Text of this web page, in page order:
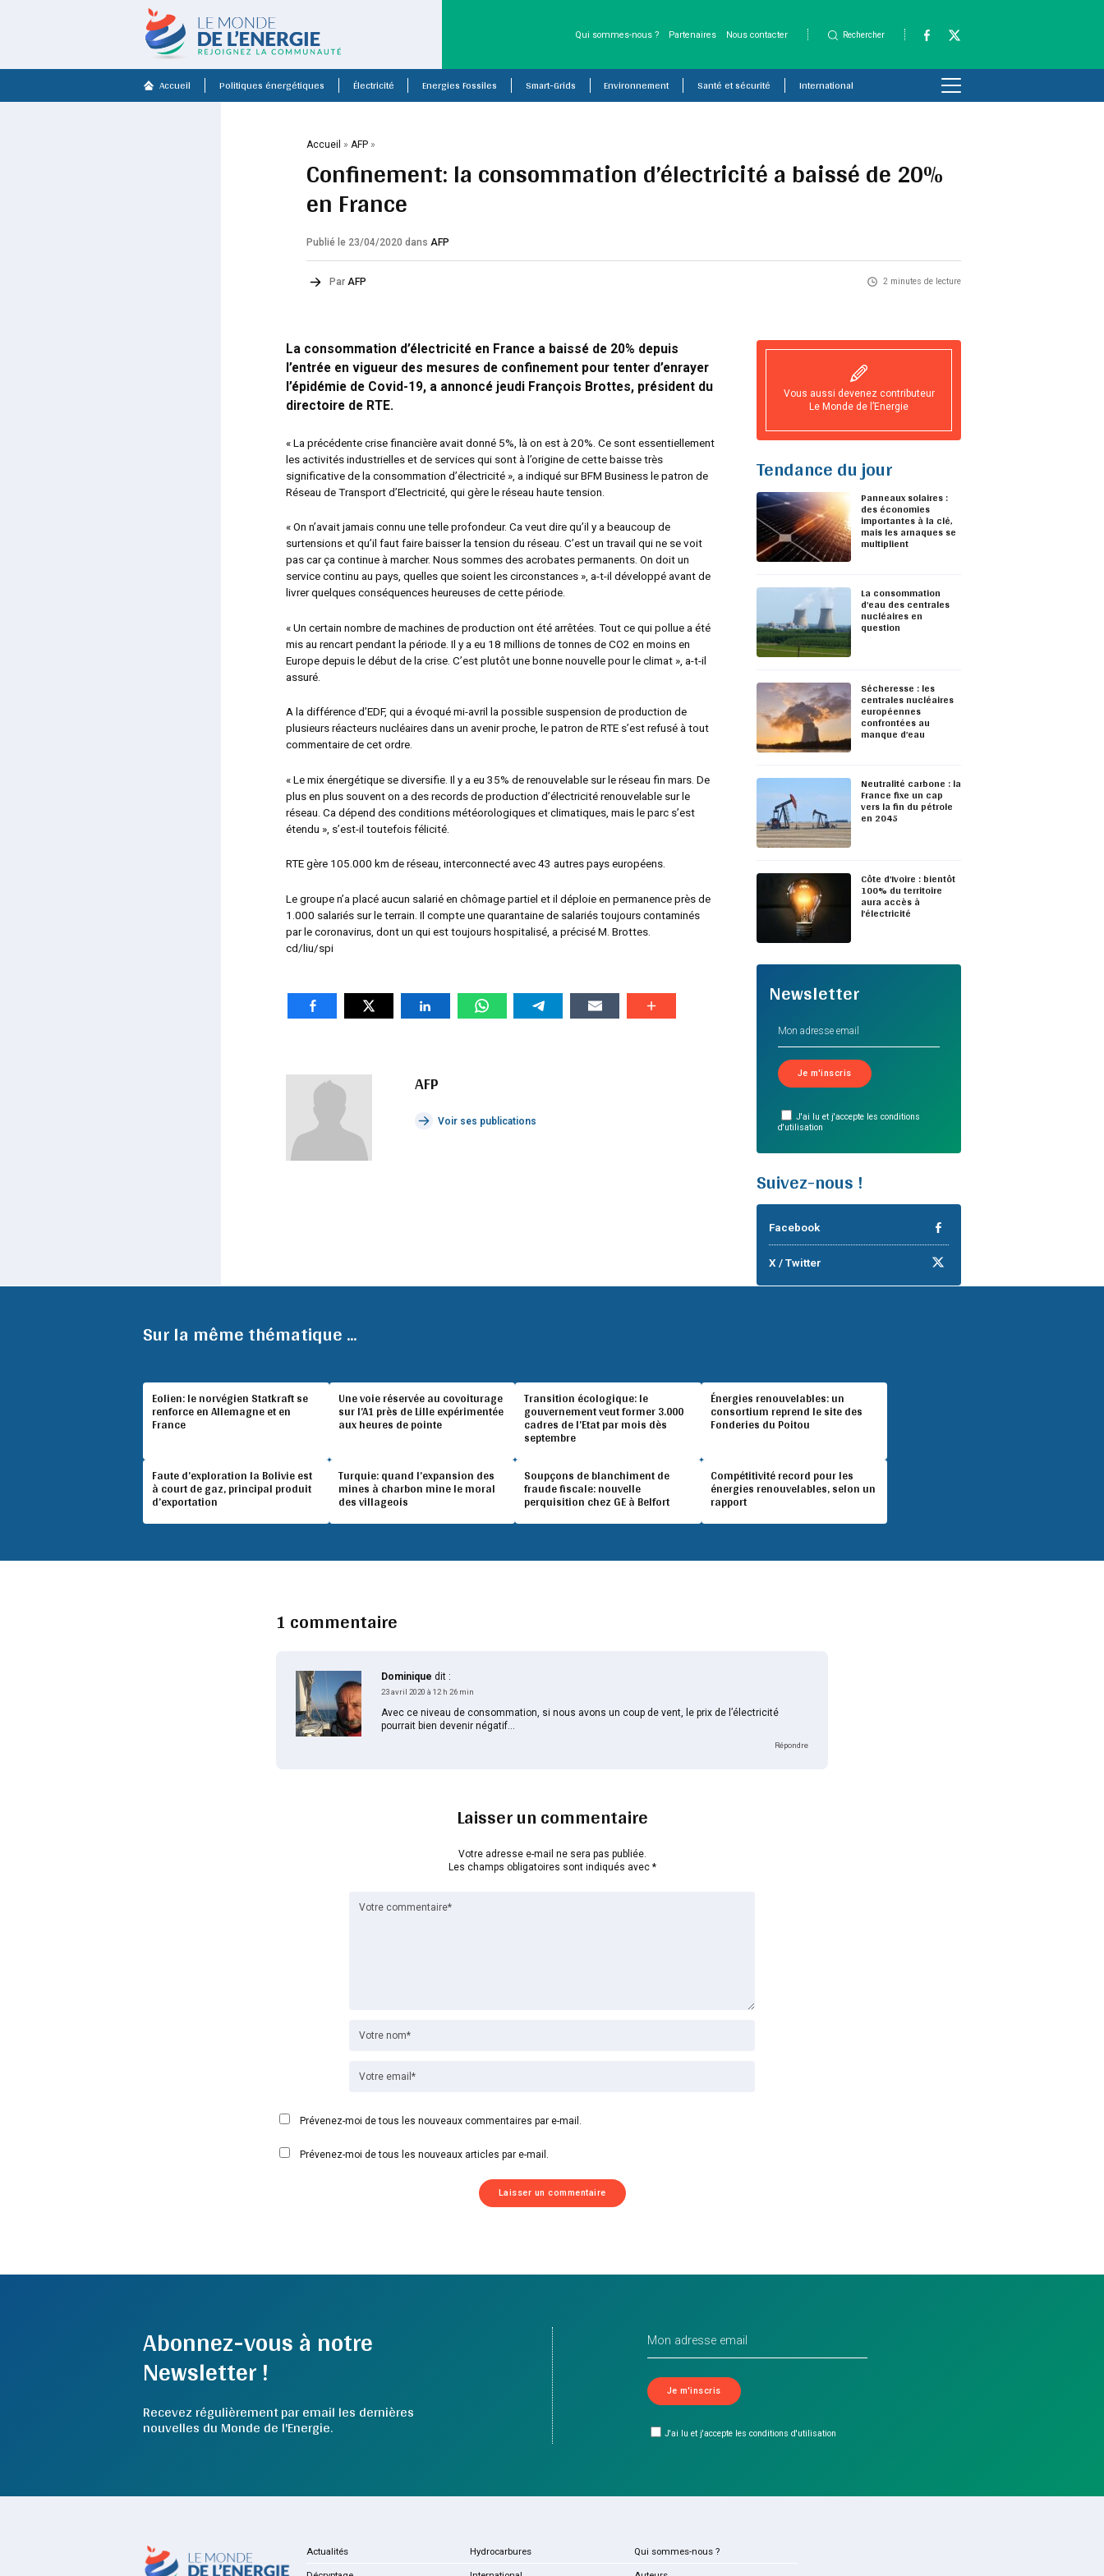
Qui sommes-nous ? Partenaires Nous contacter Rechercher
Accueil Politiques énergétiques Électricité Energies Fossiles Smart-Grids Environnement Santé et sécurité International
Accueil »AFP »
Confinement: la consommation d’électricité a baissé de 20%
en France
Publié le 23/04/2020dans AFP
Par AFP 2 minutes de lecture
La consommation d’électricité en France a baissé de 20% depuis
l’entrée en vigueur des mesures de confinement pour tenter d’enrayer
l’épidémie de Covid-19, a annoncé jeudi François Brottes, président du
directoire de RTE.
« La précédente crise financière avait donné 5%, là on est à 20%. Ce sont essentiellement
les activités industrielles et de services qui sont à l’origine de cette baisse très
significative de la consommation d’électricité », a indiqué sur BFM Business le patron de
Réseau de Transport d’Electricité, qui gère le réseau haute tension.
« On n’avait jamais connu une telle profondeur. Ca veut dire qu’il y a beaucoup de
surtensions et qu’il faut faire baisser la tension du réseau. C’est un travail qui ne se voit
pas car ça continue à marcher. Nous sommes des acrobates permanents. On doit un
service continu au pays, quelles que soient les circonstances », a-t-il développé avant de
livrer quelques conséquences heureuses de cette période.
« Un certain nombre de machines de production ont été arrêtées. Tout ce qui pollue a été
mis au rencart pendant la période. Il y a eu 18 millions de tonnes de CO2 en moins en
Europe depuis le début de la crise. C’est plutôt une bonne nouvelle pour le climat », a-t-il
assuré.
A la différence d’EDF, qui a évoqué mi-avril la possible suspension de production de
plusieurs réacteurs nucléaires dans un avenir proche, le patron de RTE s’est refusé à tout
commentaire de cet ordre.
« Le mix énergétique se diversifie. Il y a eu 35% de renouvelable sur le réseau fin mars. De
plus en plus souvent on a des records de production d’électricité renouvelable sur le
réseau. Ca dépend des conditions météorologiques et climatiques, mais le parc s’est
étendu », s’est-il toutefois félicité.
RTE gère 105.000 km de réseau, interconnecté avec 43 autres pays européens.
Le groupe n’a placé aucun salarié en chômage partiel et il déploie en permanence près de
1.000 salariés sur le terrain. Il compte une quarantaine de salariés toujours contaminés
par le coronavirus, dont un qui est toujours hospitalisé, a précisé M. Brottes.
cd/liu/spi
AFP
Voir ses publications
Vous aussi devenez contributeur
Le Monde de l’Energie
Tendance du jour
Panneaux solaires :
des économies
importantes à la clé,
mais les arnaques se
multiplient
La consommation
d’eau des centrales
nucléaires en
question
Sécheresse : les
centrales nucléaires
européennes
confrontées au
manque d’eau
Neutralité carbone : la
France fixe un cap
vers la fin du pétrole
en 2045
Côte d’Ivoire : bientôt
100% du territoire
aura accès à
l’électricité
Newsletter
J'ai lu et j'accepte les conditions
d'utilisation
Suivez-nous !
Facebook
X / Twitter
Sur la même thématique ...
Eolien: le norvégien Statkraft se
renforce en Allemagne et en
France
Une voie réservée au covoiturage
sur l’A1 près de Lille expérimentée
aux heures de pointe
Transition écologique: le
gouvernement veut former 3.000
cadres de l’Etat par mois dès
septembre
Énergies renouvelables: un
consortium reprend le site des
Fonderies du Poitou
Faute d’exploration la Bolivie est
à court de gaz, principal produit
d’exportation
Turquie: quand l’expansion des
mines à charbon mine le moral
des villageois
Soupçons de blanchiment de
fraude fiscale: nouvelle
perquisition chez GE à Belfort
Compétitivité record pour les
énergies renouvelables, selon un
rapport
1 commentaire
Dominique dit :
23 avril 2020 à 12 h 26 min
Avec ce niveau de consommation, si nous avons un coup de vent, le prix de l’électricité
pourrait bien devenir négatif…
Répondre
Laisser un commentaire
Votre adresse e-mail ne sera pas publiée.
Les champs obligatoires sont indiqués avec *
Prévenez-moi de tous les nouveaux commentaires par e-mail.
Prévenez-moi de tous les nouveaux articles par e-mail.
Abonnez-vous à notre
Newsletter !
Recevez régulièrement par email les dernières
nouvelles du Monde de l'Energie. J'ai lu et j'accepte les conditions d'utilisation
Actualités Hydrocarbures Qui sommes-nous ?